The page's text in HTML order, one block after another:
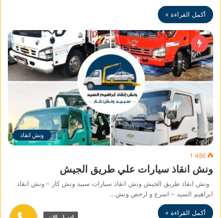
أكمل القراءة »
ونش انقاذ
1٬486
ونش انقاذ سيارات علي طريق الجيش
ونش انقاذ طريق الجيش ونش انقاذ سيارات سبيد ونش كار – ونش انقاذ
ابراهيم السيد – اسرع و ارخص ونش…
أكمل القراءة »